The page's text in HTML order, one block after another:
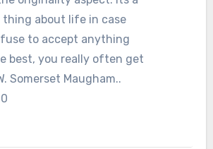
about life in case
to accept anything
best, you really often get
Somerset Maugham..